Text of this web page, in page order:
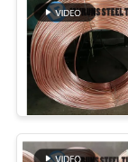
AU
SUJET
DES
USA